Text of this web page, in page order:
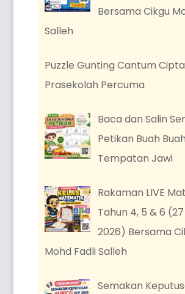
Bersama Cikgu
Salleh
Puzzle Gunting Cantum Cipta
Prasekolah Percuma
Baca dan Salin
Petikan Buah
Tempatan Jawi
Rakaman LIVE
Tahun 4, 5 & 6
2026) Bersama
Mohd Fadli Salleh
Semakan